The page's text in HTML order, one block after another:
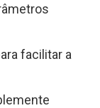
facilitar a